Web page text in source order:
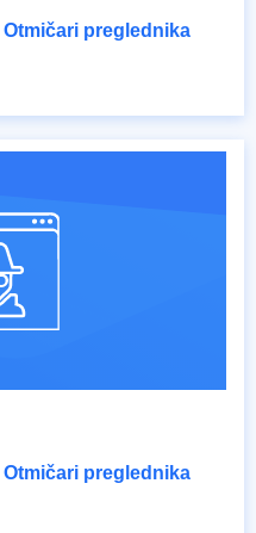
Otmičari preglednika
Otmičari preglednika